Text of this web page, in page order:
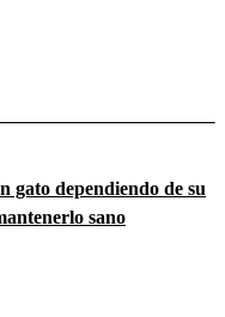
gato dependiendo de su
sano